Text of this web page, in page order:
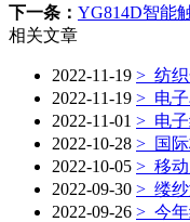
下一条： YG814D智能
相关文章
2022-11-19 > 纺织
2022-11-19 > 电
2022-11-01 > 电
2022-10-28 > 国
2022-10-05 > 移
2022-09-30 > 缕
2022-09-26 > 今年